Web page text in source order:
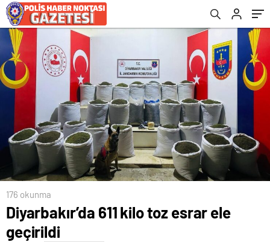
176 okunma
Diyarbakır’da 611 kilo toz esrar ele
geçirildi